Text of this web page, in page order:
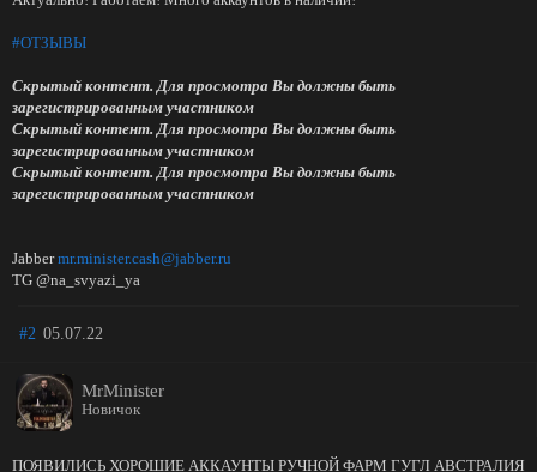
#ОТЗЫВЫ
Скрытый контент. Для просмотра Вы должны быть
зарегистрированным участником
Скрытый контент. Для просмотра Вы должны быть
зарегистрированным участником
Скрытый контент. Для просмотра Вы должны быть
зарегистрированным участником
Jabbermr.minister.cash@jabber.ru
TG @na_svyazi_ya
#2 05.07.22
MrMinister
Новичок
ПОЯВИЛИСЬ ХОРОШИЕ АККАУНТЫ РУЧНОЙ ФАРМ ГУГЛ АВСТРАЛИЯ